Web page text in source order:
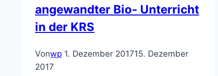
Kurpfalz
im
MUM-
der
angewandter Bio- Unterricht
in der KRS
Vonwp 1. Dezember 201715. Dezember
2017